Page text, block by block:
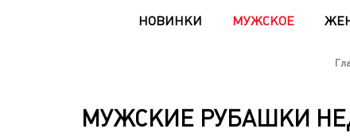
НОВИНКИ МУЖСКОЕ
МУЖСКИЕ РУБАШКИ